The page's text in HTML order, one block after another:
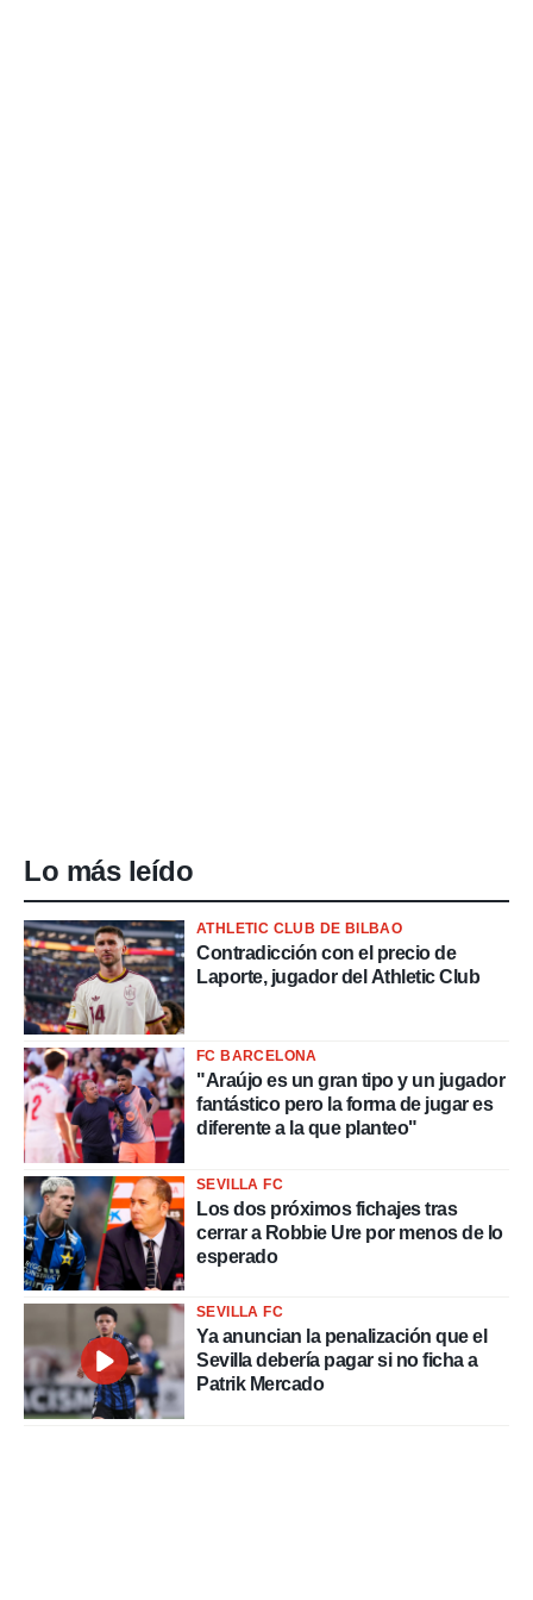
Lo más leído
ATHLETIC CLUB DE BILBAO
Contradicción con el precio de
Laporte, jugador del Athletic Club
FC BARCELONA
"Araújo es un gran tipo y un jugador
fantástico pero la forma de jugar es
diferente a la que planteo"
SEVILLA FC
Los dos próximos fichajes tras
cerrar a Robbie Ure por menos de lo
esperado
SEVILLA FC
Ya anuncian la penalización que el
Sevilla debería pagar si no ficha a
Patrik Mercado